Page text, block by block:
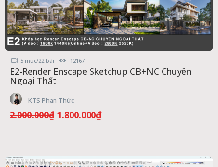
5 mục/22 bài 12167
E2-Render Enscape Sketchup CB+NC Chuyên
Ngoại Thất
KTS Phan Thức
2.000.000₫ Giá
1.800.000₫Giá